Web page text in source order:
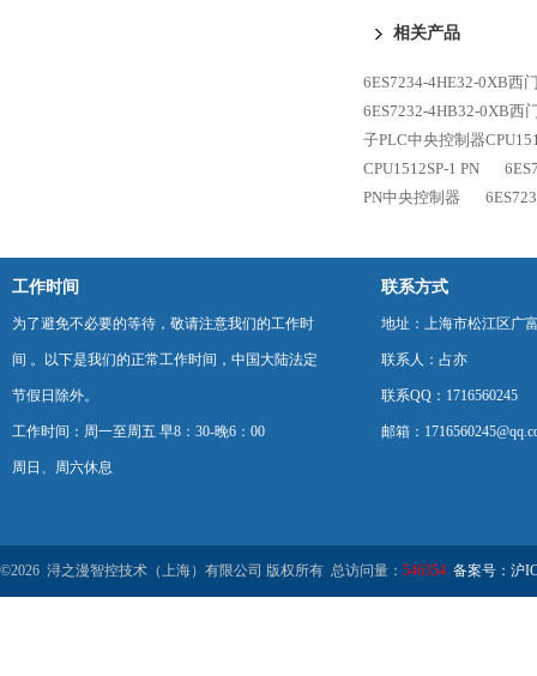
相关产品
6ES7234-4HE32-0XB西
6ES7232-4HB32-0XB西
子PLC中央控制器
CPU1512SP-1 PN
PN中央控制器
工作时间
为了避免不必要的等待，敬请注意我们的工作时
间 。以下是我们的正常工作时间，中国大陆法定
节假日除外。
工作时间：周一至周五 早8：30-晚6：00
周日、周六休息
联系方式
地址：上海市松江区广
联系人：占亦
联系QQ：1716560245
邮箱：
©2026 浔之漫智控技术（上海）有限公司 版权所有 总访问量： 546354 备案号：沪